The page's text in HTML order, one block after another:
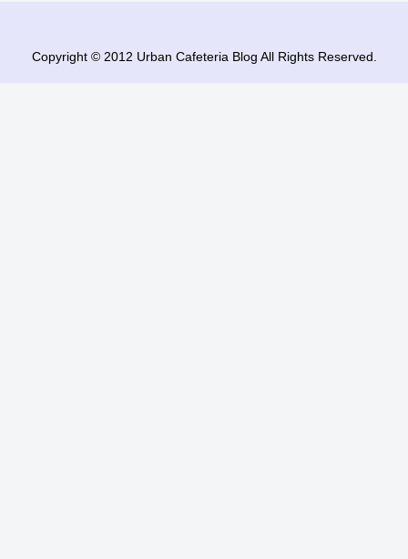
Copyright © 2012 Urban Cafeteria Blog All Rights Reserved.